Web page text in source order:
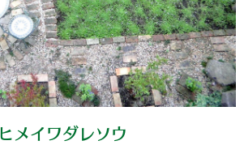
ヒメイワダレソウ